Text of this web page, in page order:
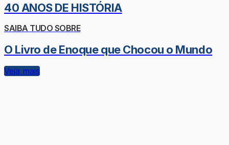
40 ANOS DE HISTÓRIA
SAIBA TUDO SOBRE
O Livro de Enoque que Chocou o Mundo
Veja mais